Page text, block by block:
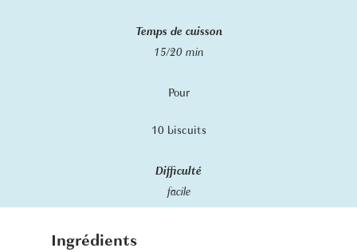
Temps de cuisson
15/20 min
Pour
10 biscuits
Difficulté
facile
Ingrédients